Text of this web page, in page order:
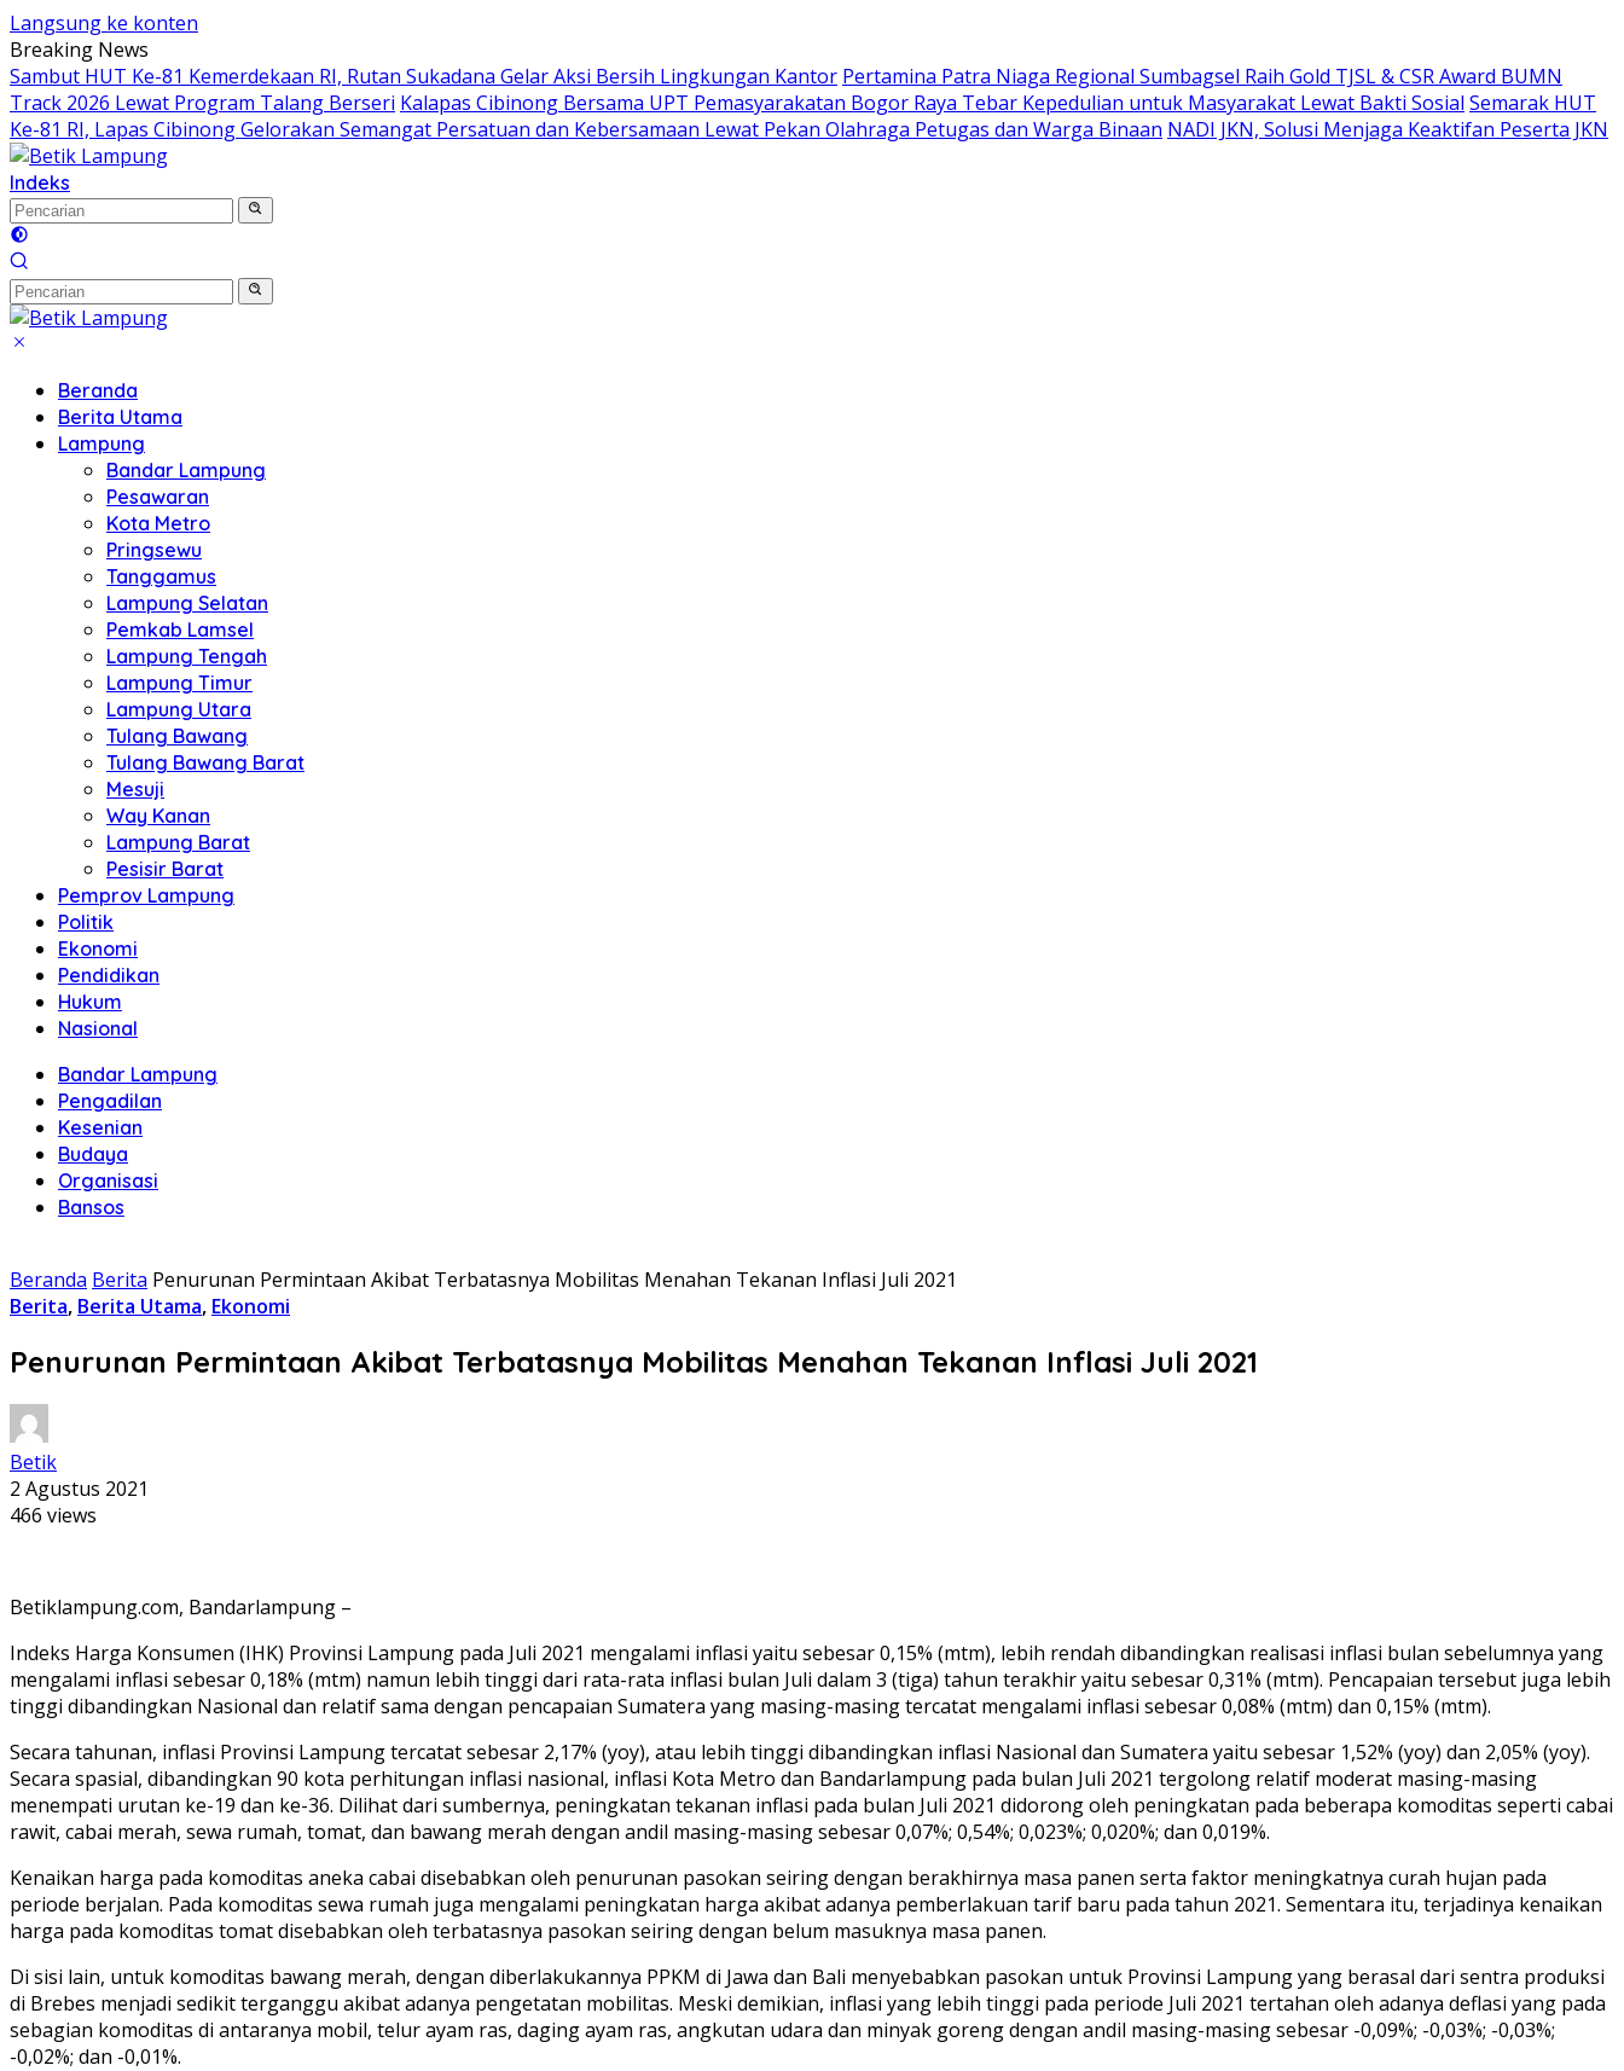
Langsung ke konten
Breaking News
Sambut HUT Ke-81 Kemerdekaan RI, Rutan Sukadana Gelar Aksi Bersih Lingkungan Kantor Pertamina Patra Niaga Regional Sumbagsel Raih Gold TJSL & CSR Award BUMN
Track 2026 Lewat Program Talang Berseri Kalapas Cibinong Bersama UPT Pemasyarakatan Bogor Raya Tebar Kepedulian untuk Masyarakat Lewat Bakti Sosial Semarak HUT
Ke-81 RI, Lapas Cibinong Gelorakan Semangat Persatuan dan Kebersamaan Lewat Pekan Olahraga Petugas dan Warga Binaan NADI JKN, Solusi Menjaga Keaktifan Peserta JKN
Indeks
Beranda
Berita Utama
Lampung
Bandar Lampung
Pesawaran
Kota Metro
Pringsewu
Tanggamus
Lampung Selatan
Pemkab Lamsel
Lampung Tengah
Lampung Timur
Lampung Utara
Tulang Bawang
Tulang Bawang Barat
Mesuji
Way Kanan
Lampung Barat
Pesisir Barat
Pemprov Lampung
Politik
Ekonomi
Pendidikan
Hukum
Nasional
Bandar Lampung
Pengadilan
Kesenian
Budaya
Organisasi
Bansos
Beranda Berita Penurunan Permintaan Akibat Terbatasnya Mobilitas Menahan Tekanan Inflasi Juli 2021
Berita, Berita Utama, Ekonomi
Penurunan Permintaan Akibat Terbatasnya Mobilitas Menahan Tekanan Inflasi Juli 2021
Betik
2 Agustus 2021
466 views
Betiklampung.com, Bandarlampung –
Indeks Harga Konsumen (IHK) Provinsi Lampung pada Juli 2021 mengalami inflasi yaitu sebesar 0,15% (mtm), lebih rendah dibandingkan realisasi inflasi bulan sebelumnya yang
mengalami inflasi sebesar 0,18% (mtm) namun lebih tinggi dari rata-rata inflasi bulan Juli dalam 3 (tiga) tahun terakhir yaitu sebesar 0,31% (mtm). Pencapaian tersebut juga lebih
tinggi dibandingkan Nasional dan relatif sama dengan pencapaian Sumatera yang masing-masing tercatat mengalami inflasi sebesar 0,08% (mtm) dan 0,15% (mtm).
Secara tahunan, inflasi Provinsi Lampung tercatat sebesar 2,17% (yoy), atau lebih tinggi dibandingkan inflasi Nasional dan Sumatera yaitu sebesar 1,52% (yoy) dan 2,05% (yoy).
Secara spasial, dibandingkan 90 kota perhitungan inflasi nasional, inflasi Kota Metro dan Bandarlampung pada bulan Juli 2021 tergolong relatif moderat masing-masing
menempati urutan ke-19 dan ke-36. Dilihat dari sumbernya, peningkatan tekanan inflasi pada bulan Juli 2021 didorong oleh peningkatan pada beberapa komoditas seperti cabai
rawit, cabai merah, sewa rumah, tomat, dan bawang merah dengan andil masing-masing sebesar 0,07%; 0,54%; 0,023%; 0,020%; dan 0,019%.
Kenaikan harga pada komoditas aneka cabai disebabkan oleh penurunan pasokan seiring dengan berakhirnya masa panen serta faktor meningkatnya curah hujan pada
periode berjalan. Pada komoditas sewa rumah juga mengalami peningkatan harga akibat adanya pemberlakuan tarif baru pada tahun 2021. Sementara itu, terjadinya kenaikan
harga pada komoditas tomat disebabkan oleh terbatasnya pasokan seiring dengan belum masuknya masa panen.
Di sisi lain, untuk komoditas bawang merah, dengan diberlakukannya PPKM di Jawa dan Bali menyebabkan pasokan untuk Provinsi Lampung yang berasal dari sentra produksi
di Brebes menjadi sedikit terganggu akibat adanya pengetatan mobilitas. Meski demikian, inflasi yang lebih tinggi pada periode Juli 2021 tertahan oleh adanya deflasi yang pada
sebagian komoditas di antaranya mobil, telur ayam ras, daging ayam ras, angkutan udara dan minyak goreng dengan andil masing-masing sebesar -0,09%; -0,03%; -0,03%;
-0,02%; dan -0,01%.